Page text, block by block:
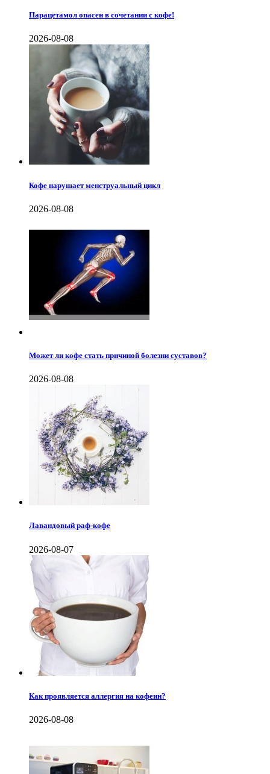
Парацетамол опасен в сочетании с кофе!
2026-08-08
Кофе нарушает менструальный цикл
2026-08-08
Может ли кофе стать причиной болезни суставов?
2026-08-08
Лавандовый раф-кофе
2026-08-07
Как проявляется аллергия на кофеин?
2026-08-08